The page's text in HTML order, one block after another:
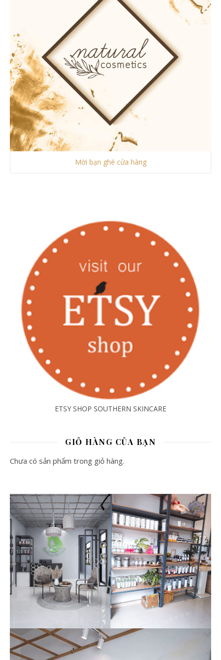
Mời bạn ghé cửa hàng
ETSY SHOP SOUTHERN SKINCARE
GIỎ HÀNG CỦA BẠN
Chưa có sản phẩm trong giỏ hàng.